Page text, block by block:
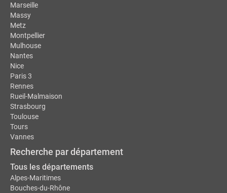
Marseille
Massy
Metz
Montpellier
Mulhouse
Nantes
Nice
Paris 3
Rennes
Rueil-Malmaison
Strasbourg
Toulouse
Tours
Vannes
Recherche par département
Tous les départements
Alpes-Maritimes
Bouches-du-Rhône